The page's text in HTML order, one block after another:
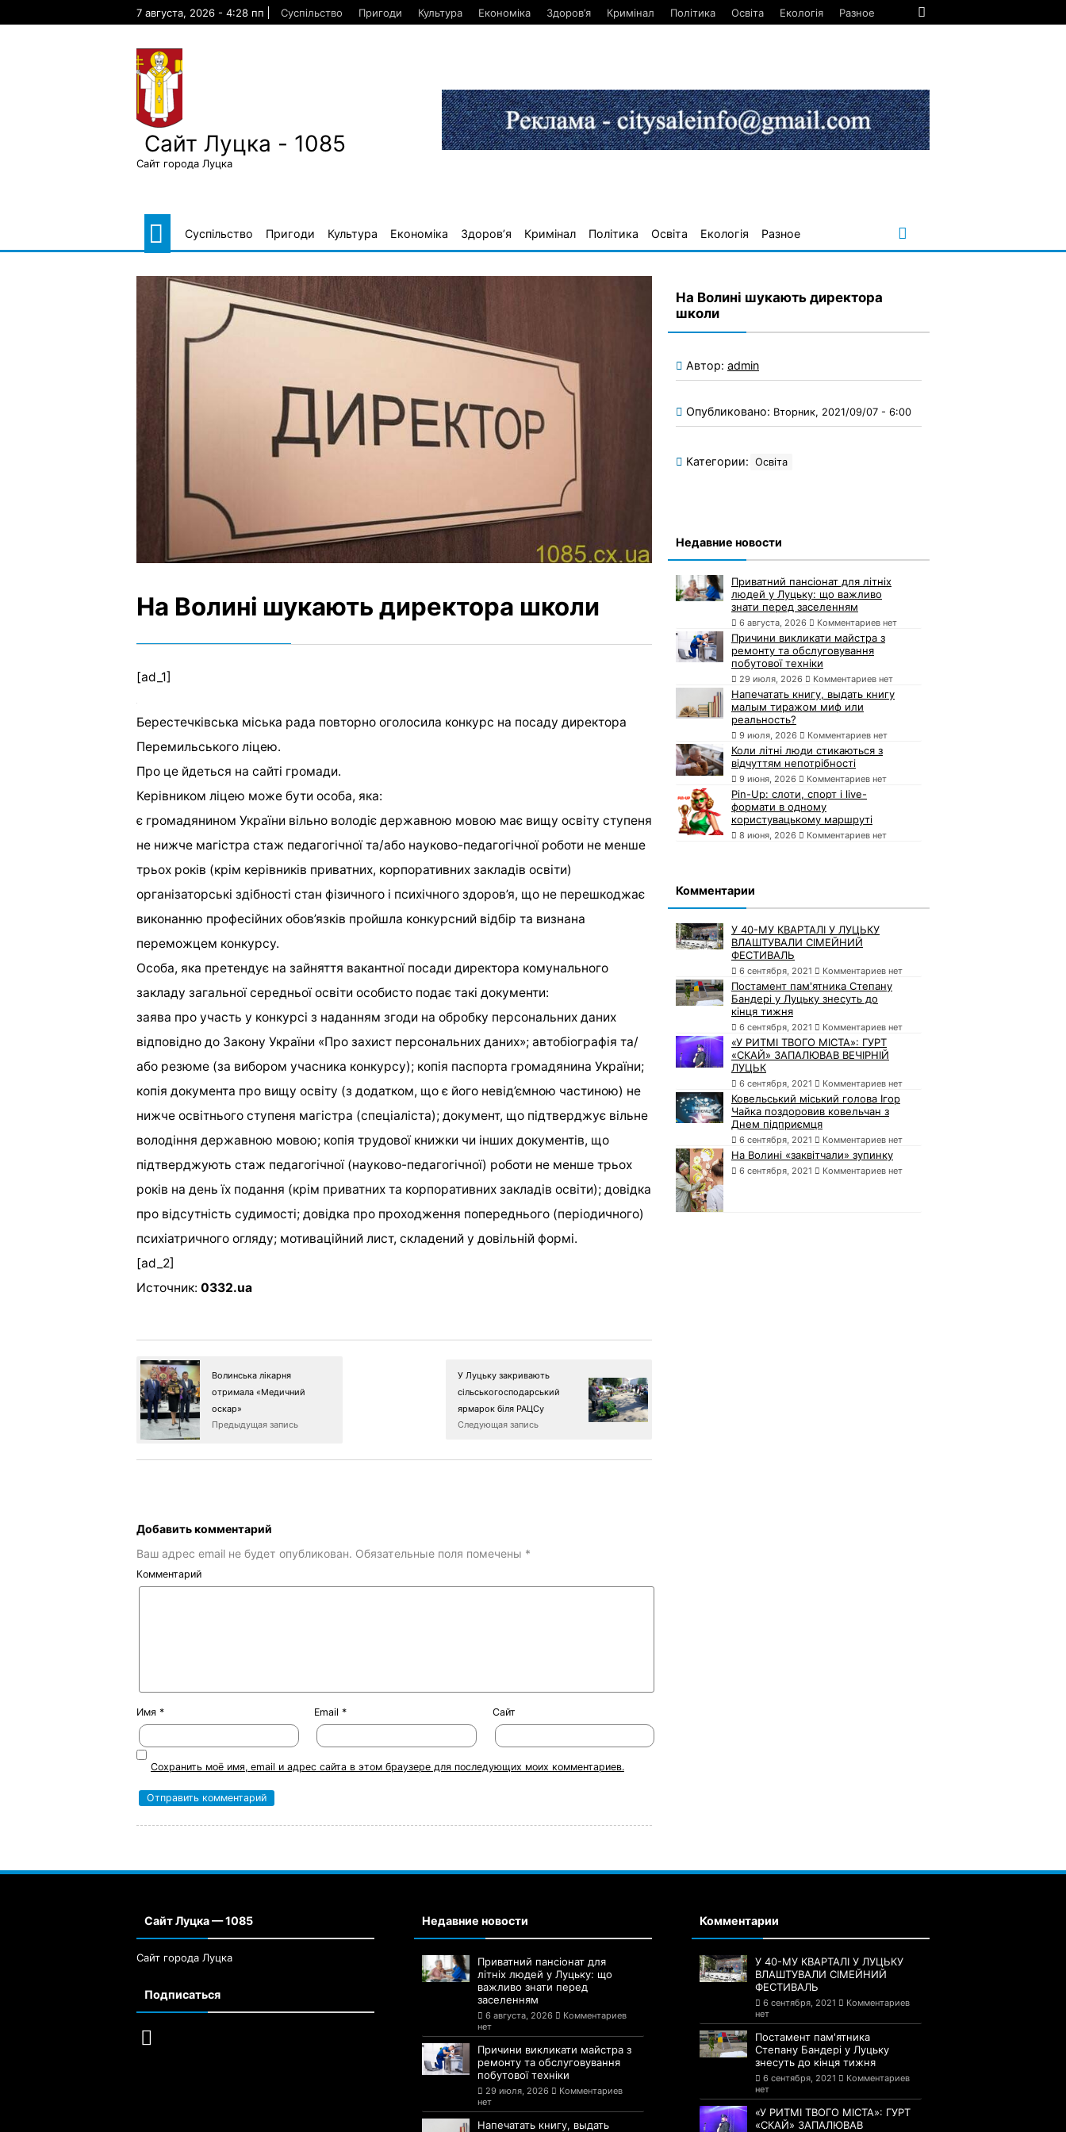
7 августа, 2026 - 4:28 пп Суспільство Пригоди Культура Економіка Здоров’я Кримінал Політика Освіта Екологія Разное
Сайт Луцка - 1085
Сайт города Луцка
Суспільство Пригоди Культура Економіка Здоров’я Кримінал Політика Освіта Екологія Разное
На Волині шукають директора школи
[ad_1]
Берестечківська міська рада повторно оголосила конкурс на посаду директора
Перемильського ліцею.
Про це йдеться на сайті громади.
Керівником ліцею може бути особа, яка:
є громадянином України вільно володіє державною мовою має вищу освіту ступеня
не нижче магістра стаж педагогічної та/або науково-педагогічної роботи не менше
трьох років (крім керівників приватних, корпоративних закладів освіти)
організаторські здібності стан фізичного і психічного здоров’я, що не перешкоджає
виконанню професійних обов’язків пройшла конкурсний відбір та визнана
переможцем конкурсу.
Особа, яка претендує на зайняття вакантної посади директора комунального
закладу загальної середньої освіти особисто подає такі документи:
заява про участь у конкурсі з наданням згоди на обробку персональних даних
відповідно до Закону України «Про захист персональних даних»; автобіографія та/
або резюме (за вибором учасника конкурсу); копія паспорта громадянина України;
копія документа про вищу освіту (з додатком, що є його невід’ємною частиною) не
нижче освітнього ступеня магістра (спеціаліста); документ, що підтверджує вільне
володіння державною мовою; копія трудової книжки чи інших документів, що
підтверджують стаж педагогічної (науково-педагогічної) роботи не менше трьох
років на день їх подання (крім приватних та корпоративних закладів освіти); довідка
про відсутність судимості; довідка про проходження попереднього (періодичного)
психіатричного огляду; мотиваційний лист, складений у довільній формі.
[ad_2]
Источник: 0332.ua
Волинська лікарня
отримала «Медичний
оскар»
Предыдущая запись
У Луцьку закривають
сільськогосподарський
ярмарок біля РАЦСу
Следующая запись
Добавить комментарий
Ваш адрес email не будет опубликован. Обязательные поля помечены *
Комментарий
Имя * Email* Сайт
Сохранить моё имя, email и адрес сайта в этом браузере для последующих моих комментариев.
На Волині шукають директора
школи
Автор: admin
Опубликовано: Вторник, 2021/09/07 - 6:00
Категории: Освіта
Недавние новости
Приватний пансіонат для літніх
людей у Луцьку: що важливо
знати перед заселенням
6 августа, 2026 Комментариев нет
Причини викликати майстра з
ремонту та обслуговування
побутової техніки
29 июля, 2026 Комментариев нет
Напечатать книгу, выдать книгу
малым тиражом миф или
реальность?
9 июля, 2026 Комментариев нет
Коли літні люди стикаються з
відчуттям непотрібності
9 июня, 2026 Комментариев нет
Pin-Up: слоти, спорт і live-
формати в одному
користувацькому маршруті
8 июня, 2026 Комментариев нет
Комментарии
У 40-МУ КВАРТАЛІ У ЛУЦЬКУ
ВЛАШТУВАЛИ СІМЕЙНИЙ
ФЕСТИВАЛЬ
6 сентября, 2021 Комментариев нет
Постамент пам'ятника Степану
Бандері у Луцьку знесуть до
кінця тижня
6 сентября, 2021 Комментариев нет
«У РИТМІ ТВОГО МІСТА»: ГУРТ
«СКАЙ» ЗАПАЛЮВАВ ВЕЧІРНІЙ
ЛУЦЬК
6 сентября, 2021 Комментариев нет
Ковельський міський голова Ігор
Чайка поздоровив ковельчан з
Днем підприємця
6 сентября, 2021 Комментариев нет
На Волині «заквітчали» зупинку
6 сентября, 2021 Комментариев нет
Сайт Луцка — 1085
Сайт города Луцка
Подписаться
Недавние новости
Приватний пансіонат для
літніх людей у Луцьку: що
важливо знати перед
заселенням
6 августа, 2026
Комментариев
нет
Причини викликати майстра з
ремонту та обслуговування
побутової техніки
29 июля, 2026
Комментариев
нет
Напечатать книгу, выдать
Комментарии
У 40-МУ КВАРТАЛІ У ЛУЦЬКУ
ВЛАШТУВАЛИ СІМЕЙНИЙ
ФЕСТИВАЛЬ
6 сентября, 2021
Комментариев
нет
Постамент пам'ятника
Степану Бандері у Луцьку
знесуть до кінця тижня
6 сентября, 2021
Комментариев
нет
«У РИТМІ ТВОГО МІСТА»: ГУРТ
«СКАЙ» ЗАПАЛЮВАВ